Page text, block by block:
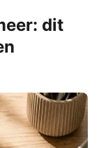
dit